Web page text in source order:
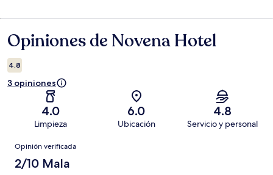
Opiniones
Opiniones de Novena Hotel
4.8
3 opiniones
4.0
Limpieza
6.0
Ubicación
4.8
Servicio y personal
Opiniones
Opinión verificada
2/10 Mala